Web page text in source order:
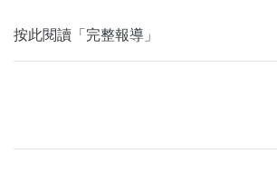
按此閱讀「完整報導」